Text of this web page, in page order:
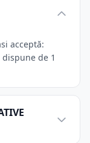
acceptă:
de 1